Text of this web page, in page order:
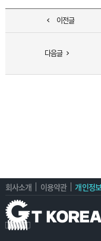
이전글
다음글
회사소개 이용약관 개인정